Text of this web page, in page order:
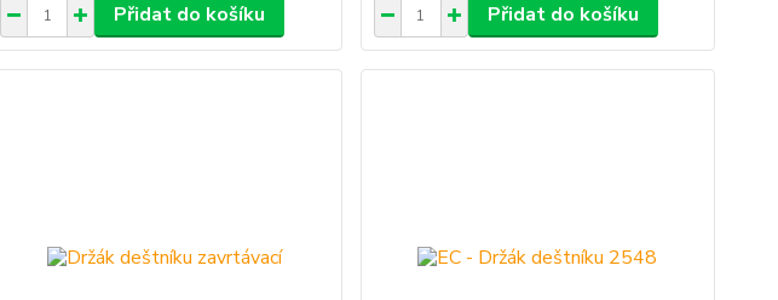
Přidat do košíku Přidat do košíku